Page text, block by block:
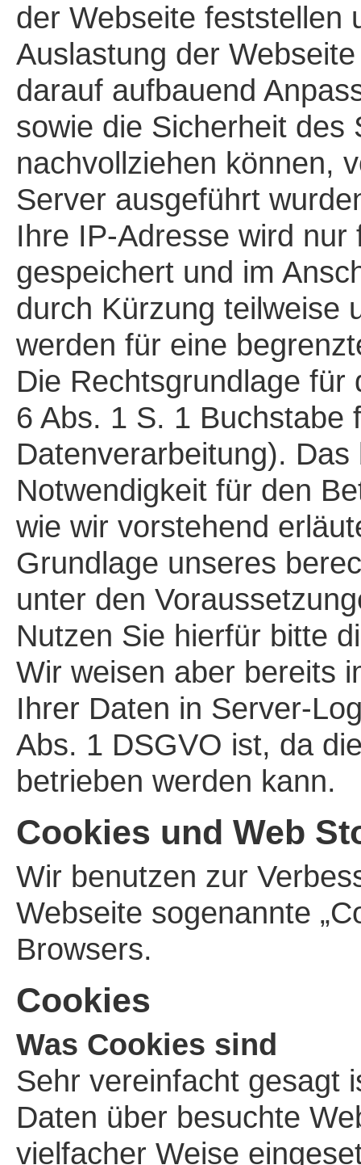
der Webseite feststellen
Auslastung der
darauf aufbauend
sowie die Sicherheit des
nachvollziehen können,
Server ausgeführt
Ihre IP-Adresse wird
gespeichert und im
durch Kürzung teilweise
werden für eine
Die Rechtsgrundlage
6 Abs. 1 S. 1 Buchstabe
Datenverarbeitung).
Notwendigkeit für den
wie wir vorstehend
Grundlage unseres
unter den
Nutzen Sie hierfür bitte
Wir weisen aber bereits
Ihrer Daten in Server-
Abs. 1 DSGVO ist, da
betrieben werden kann.
Cookies und Web
Wir benutzen zur
Webseite sogenannte
Browsers.
Cookies
Was Cookies sind
Sehr vereinfacht gesagt
Daten über besuchte
vielfacher Weise